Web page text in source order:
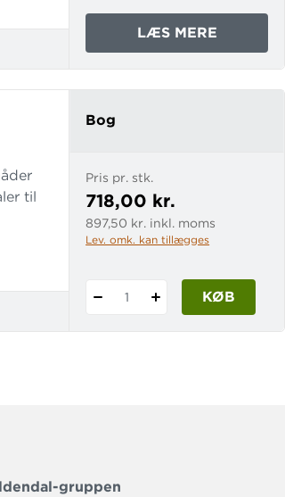
LÆS MEREOM
BLUE
CAT
til
Bog
Pris pr. stk.
718,00 kr.
897,50 kr. inkl. moms
Lev. omk. kan tillægges
1 KØB
gruppen